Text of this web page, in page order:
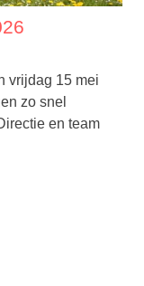
vrijdag 15 mei
zo snel
en team